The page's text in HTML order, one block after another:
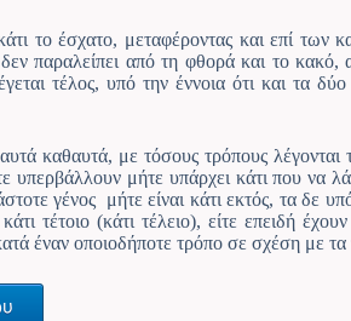
το έσχατο, μεταφέροντας και επί των
παραλείπει από τη φθορά και το κακό,
τέλος, υπό την έννοια ότι και τα
καθαυτά, με τόσους τρόπους
υπερβάλλουν μήτε υπάρχει κάτι που να
γένος μήτε είναι κάτι εκτός, τα δε
τέτοιο (κάτι τέλειο), είτε επειδή
κατά έναν οποιοδήποτε τρόπο σε σχέση με